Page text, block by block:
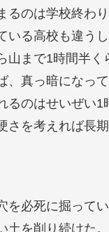
るのは学校終わり
いる高校も違う
山まで1時間半く
、真っ暗になっ
るのはせいぜい1
さを考えれば長
を必死に掘ってい
土を削り続けた。